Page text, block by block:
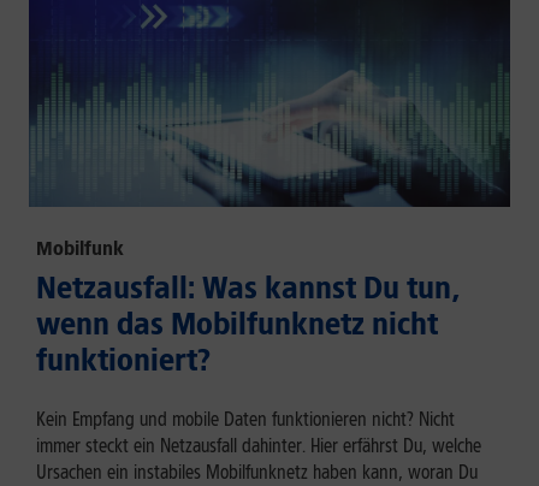
Mobilfunk
Netzausfall: Was kannst Du tun,
wenn das Mobilfunknetz nicht
funktioniert?
Kein Empfang und mobile Daten funktionieren nicht? Nicht
immer steckt ein Netzausfall dahinter. Hier erfährst Du, welche
Ursachen ein instabiles Mobilfunknetz haben kann, woran Du